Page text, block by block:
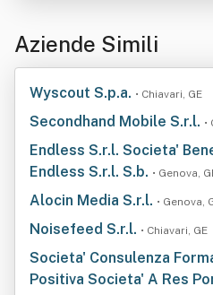
Aziende Simili
Wyscout S.p.a. • Chiavari, GE
Secondhand Mobile S.r.l. •
Endless S.r.l. Societa'
Endless S.r.l. S.b. • Genova,
Alocin Media S.r.l. • Genova,
Noisefeed S.r.l. • Chiavari, GE
Societa' Consulenza
Positiva Societa' A Res